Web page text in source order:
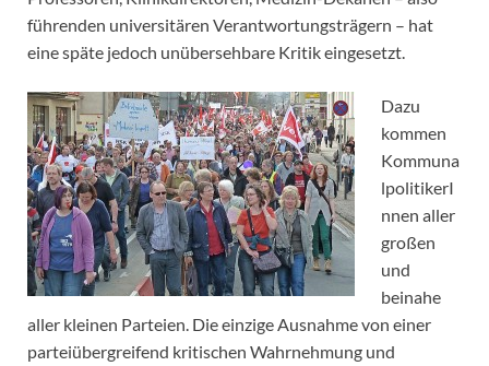
führenden universitären Verantwortungsträgern – hat
eine späte jedoch unübersehbare Kritik eingesetzt.
Dazu
kommen
Kommuna
lpolitikerI
nnen aller
großen
und
beinahe
aller kleinen Parteien. Die einzige Ausnahme von einer
parteiübergreifend kritischen Wahrnehmung und